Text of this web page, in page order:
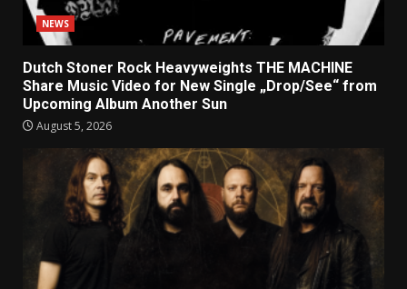
NEWS
Dutch Stoner Rock Heavyweights THE MACHINE
Share Music Video for New Single „Drop/See“ from
Upcoming Album Another Sun
August 5, 2026